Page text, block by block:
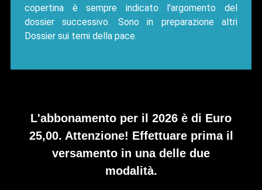
copertina è sempre indicato l'argomento del
dossier successivo. Sono in preparazione altri
Dossier sui temi della pace.
L'abbonamento per il 2026 è di Euro
25,00. Attenzione! Effettuare prima il
versamento in una delle due
modalità.